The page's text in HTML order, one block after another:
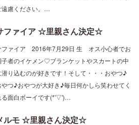
ご遠慮ください。…
ファイア ☆里親さん決定☆
ファイア 2016年7月29日 生 オス小心者でお
子者のイケメン♡ブランケットやスカートの中
に潜り込むのが好きです！そして・・・おやつ♪
やつ♪おやつが大好き♪毎日何かしら笑わせてく
る面白ボーイです(*'▽')…
ルモ ☆里親さん決定☆